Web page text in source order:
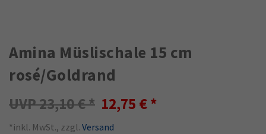
Amina Müslischale 15 cm
rosé/Goldrand
23,10 € 12,75 €
*inkl. MwSt., zzgl. Versand